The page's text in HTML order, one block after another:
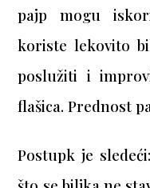
pajp mogu
koriste lekovito
poslužiti i
flašica. Prednost
Postupk je